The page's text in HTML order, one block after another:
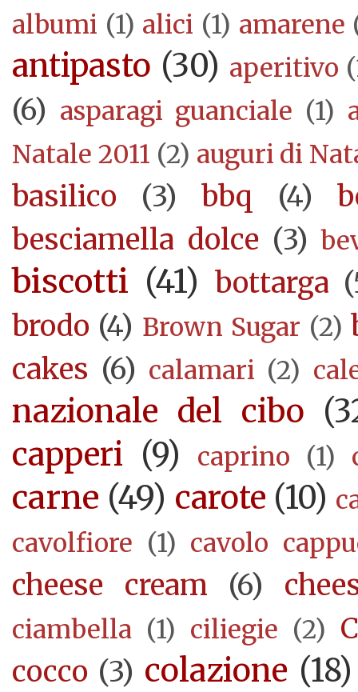
albumi (1) alici (1) amarene
antipasto (30) aperitivo
(6) asparagi guanciale (1)
Natale 2011 (2) auguri di
basilico (3) bbq (4)
besciamella dolce (3)
biscotti (41) bottarga
brodo (4) Brown Sugar (2)
cakes (6) calamari (2)
nazionale del cibo
capperi (9) caprino (1)
carne (49) carote (10)
cavolfiore (1) cavolo
cheese cream (6)
ciambella (1) ciliegie (2)
cocco (3) colazione (18)